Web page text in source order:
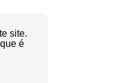
site.
é